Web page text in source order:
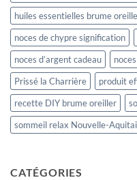
huiles essentielles brume
noces de chypre signification
noces d’argent cadeau
Prissé la Charrière
produit
recette DIY brume oreiller
sommeil relax Nouvelle-
CATÉGORIES